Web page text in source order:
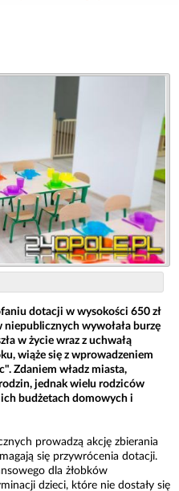
dotacji w wysokości 650 zł
niepublicznych wywołała burzę
w życie wraz z uchwałą
wiąże się z wprowadzeniem
Zdaniem władz miasta,
jednak wielu rodziców
budżetach domowych i
prowadzą akcję zbierania
się przywrócenia dotacji.
dla żłobków
dzieci, które nie dostały się